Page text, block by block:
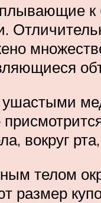
к
вокруг
телом
размер